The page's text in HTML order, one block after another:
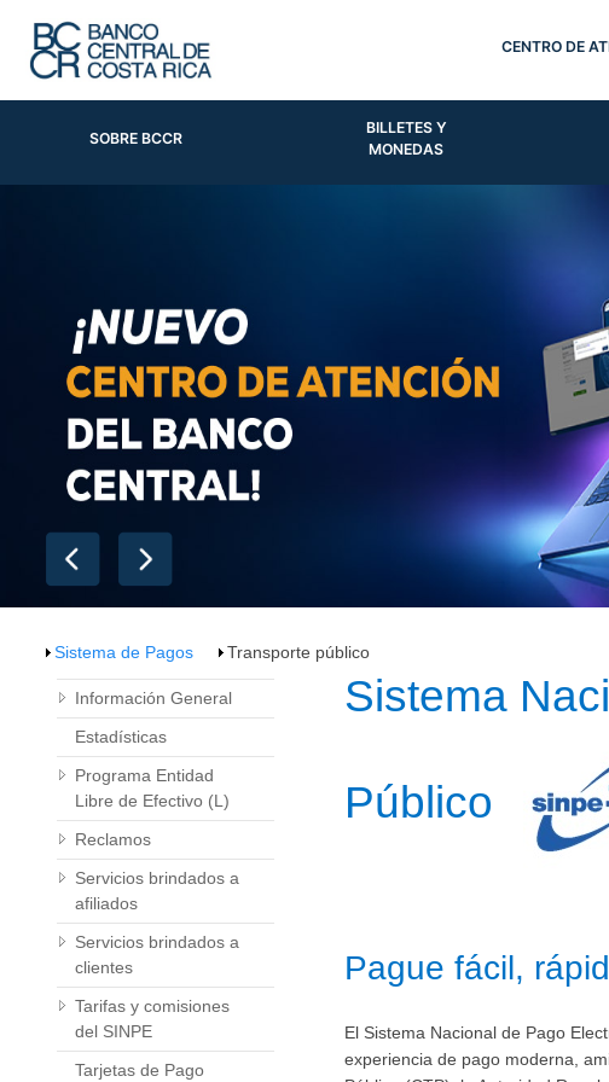
CENTRO DE
SOBRE BCCR
BILLETES Y
MONEDAS
Sistema de Pagos Transporte público
Información General
Estadísticas
Programa Entidad
Libre de Efectivo (L)
Reclamos
Servicios brindados a
afiliados
Servicios brindados a
clientes
Tarifas y comisiones
del SINPE
Tarjetas de Pago
​​​​​​Sistema
Público​​
Pague fácil,
El Sistema Nacional de Pago
experiencia de pago moderna,